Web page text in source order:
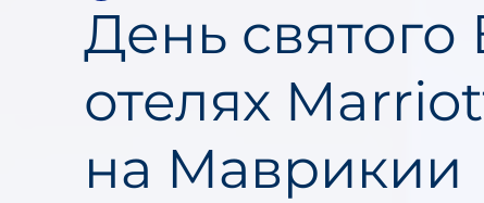
День святого
отелях
на Маврикии